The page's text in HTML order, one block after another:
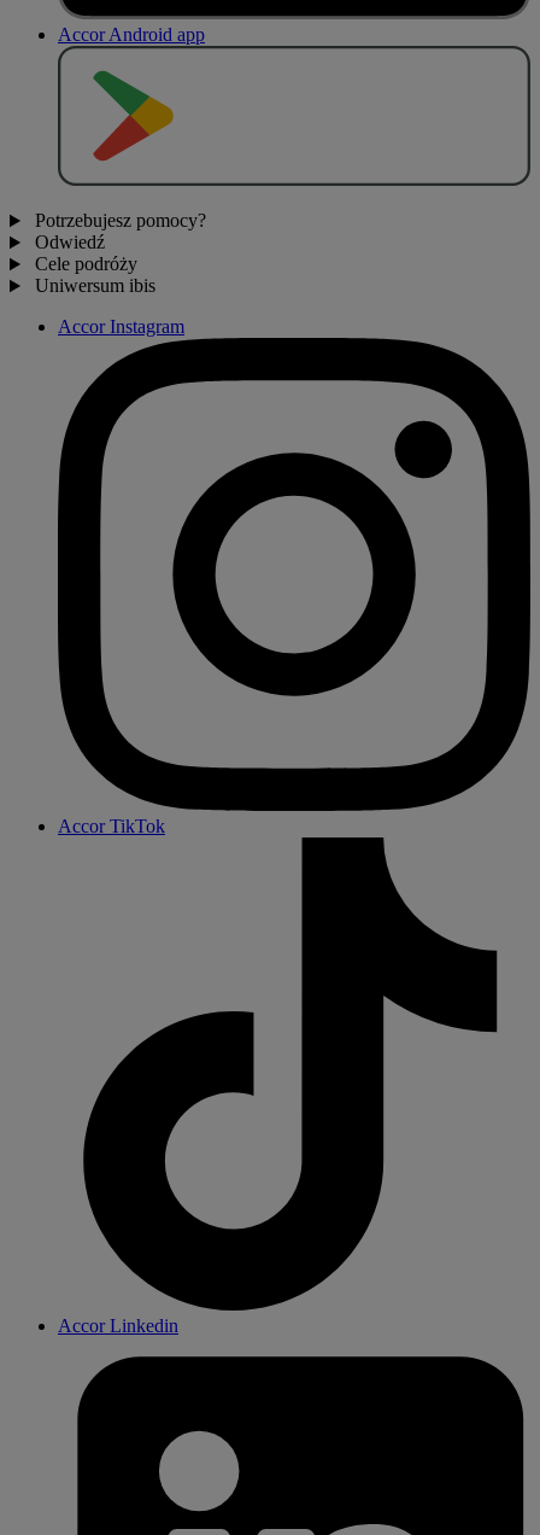
Accor Android app
Potrzebujesz pomocy?
Odwiedź
Cele podróży
Uniwersum ibis
Accor Instagram
Accor TikTok
Accor Linkedin